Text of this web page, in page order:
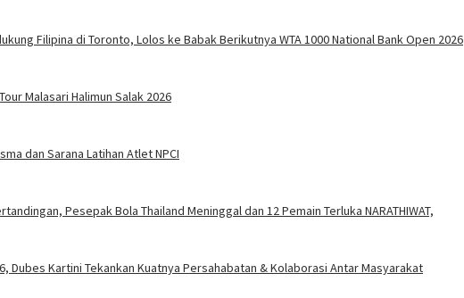
Filipina di Toronto, Lolos ke Babak Berikutnya WTA 1000 National Bank Open 2026
Malasari Halimun Salak 2026
dan Sarana Latihan Atlet NPCI
Pesepak Bola Thailand Meninggal dan 12 Pemain Terluka NARATHIWAT,
Dubes Kartini Tekankan Kuatnya Persahabatan & Kolaborasi Antar Masyarakat